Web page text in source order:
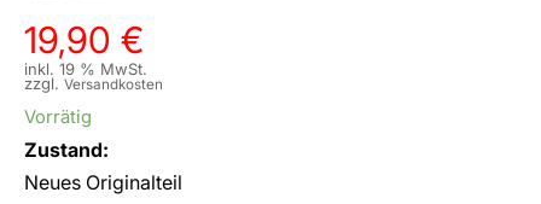
19,90 €
inkl. 19 % MwSt.
zzgl. Versandkosten
Vorrätig
Zustand:
Neues Originalteil